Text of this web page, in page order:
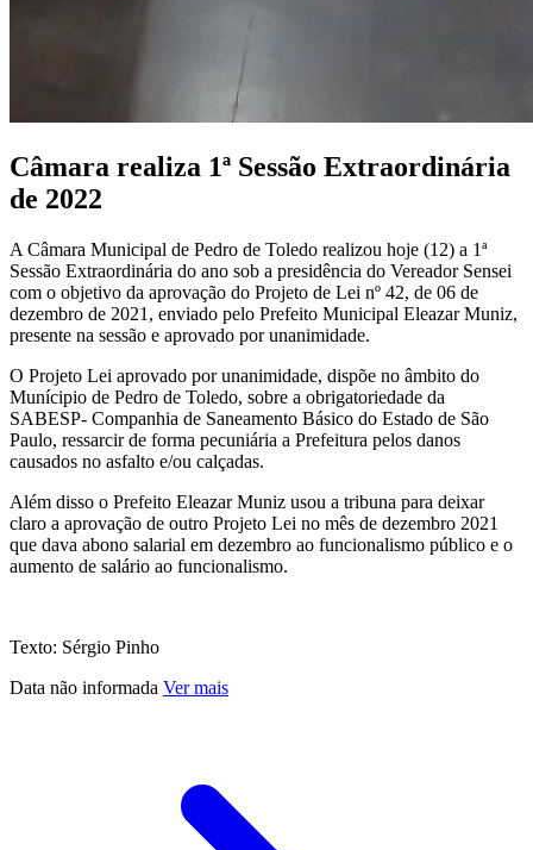
Câmara realiza 1ª Sessão Extraordinária
de 2022
A Câmara Municipal de Pedro de Toledo realizou hoje (12) a 1ª
Sessão Extraordinária do ano sob a presidência do Vereador Sensei
com o objetivo da aprovação do Projeto de Lei nº 42, de 06 de
dezembro de 2021, enviado pelo Prefeito Municipal Eleazar Muniz,
presente na sessão e aprovado por unanimidade.
O Projeto Lei aprovado por unanimidade, dispõe no âmbito do
Munícipio de Pedro de Toledo, sobre a obrigatoriedade da
SABESP- Companhia de Saneamento Básico do Estado de São
Paulo, ressarcir de forma pecuniária a Prefeitura pelos danos
causados no asfalto e/ou calçadas.
Além disso o Prefeito Eleazar Muniz usou a tribuna para deixar
claro a aprovação de outro Projeto Lei no mês de dezembro 2021
que dava abono salarial em dezembro ao funcionalismo público e o
aumento de salário ao funcionalismo.
Texto: Sérgio Pinho
Data não informada Ver mais